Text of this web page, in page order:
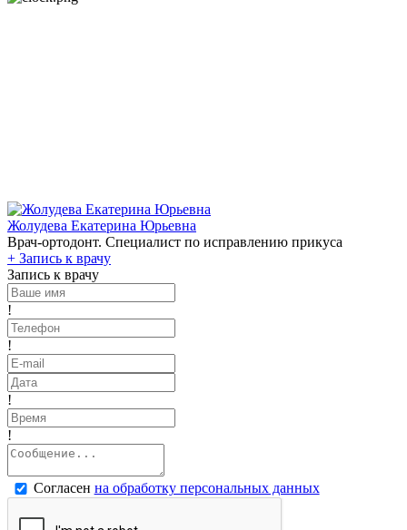
Жолудева Екатерина Юрьевна
Врач-ортодонт. Специалист по исправлению прикуса
+ Запись к врачу
Запись к врачу
!
!
!
!
Согласен на обработку персональных данных